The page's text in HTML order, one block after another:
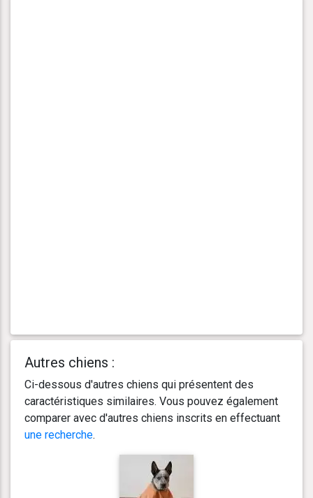
Autres chiens :
Ci-dessous d'autres chiens qui présentent des
caractéristiques similaires. Vous pouvez également
comparer avec d'autres chiens inscrits en effectuant
une recherche.